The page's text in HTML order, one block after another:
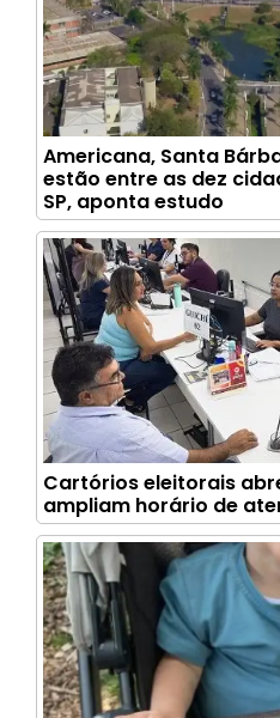
Americana, Santa
estão entre as dez
SP, aponta estudo
Cartórios eleitorais
ampliam horário de